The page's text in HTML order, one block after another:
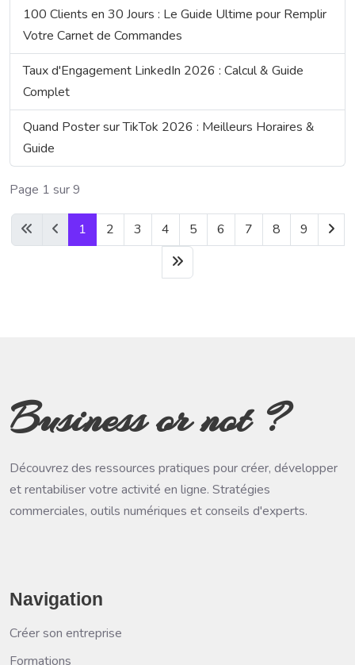
100 Clients en 30 Jours : Le Guide Ultime pour Remplir
Votre Carnet de Commandes
Taux d'Engagement LinkedIn 2026 : Calcul & Guide
Complet
Quand Poster sur TikTok 2026 : Meilleurs Horaires &
Guide
Page 1 sur 9
1 2 3 4 5 6 7 8 9
Business or not ?
Découvrez des ressources pratiques pour créer, développer
et rentabiliser votre activité en ligne. Stratégies
commerciales, outils numériques et conseils d'experts.
Navigation
Créer son entreprise
Formations